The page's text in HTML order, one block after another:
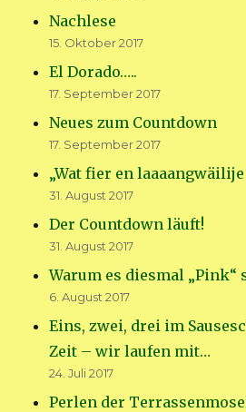
Nachlese
15. Oktober 2017
El Dorado…..
17. September 2017
Neues zum Countdown
17. September 2017
„Wat fier en laaaangwäilije
31. August 2017
Der Countdown läuft!
31. August 2017
Warum es diesmal „Pink“
6. August 2017
Eins, zwei, drei im
Zeit – wir laufen mit…
24. Juli 2017
Perlen der